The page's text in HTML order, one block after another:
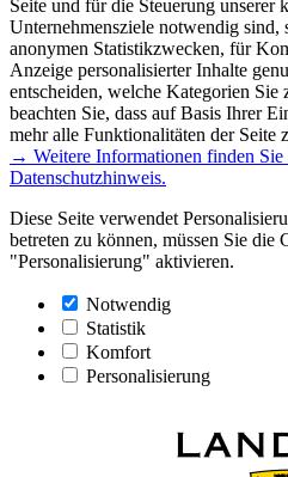
Seite und für die Steuerung unserer
Unternehmensziele notwendig
anonymen Statistikzwecken, für
Anzeige personalisierter Inhalte
entscheiden, welche Kategorien Sie
beachten Sie, dass auf Basis Ihrer
mehr alle Funktionalitäten der Seite
→ Weitere Informationen finden Sie
Datenschutzhinweis.
Diese Seite verwendet
betreten zu können, müssen Sie die
"Personalisierung" aktivieren.
Notwendig
Statistik
Komfort
Personalisierung